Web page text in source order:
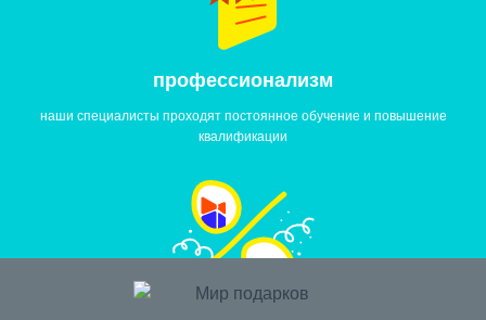
профессионализм
наши специалисты проходят постоянное обучение и повышение
квалификации